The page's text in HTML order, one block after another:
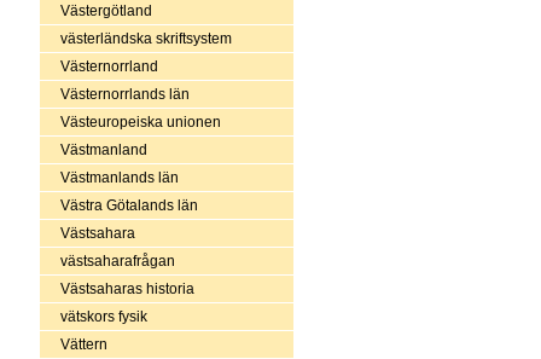
Västergötland
västerländska skriftsystem
Västernorrland
Västernorrlands län
Västeuropeiska unionen
Västmanland
Västmanlands län
Västra Götalands län
Västsahara
västsaharafrågan
Västsaharas historia
vätskors fysik
Vättern